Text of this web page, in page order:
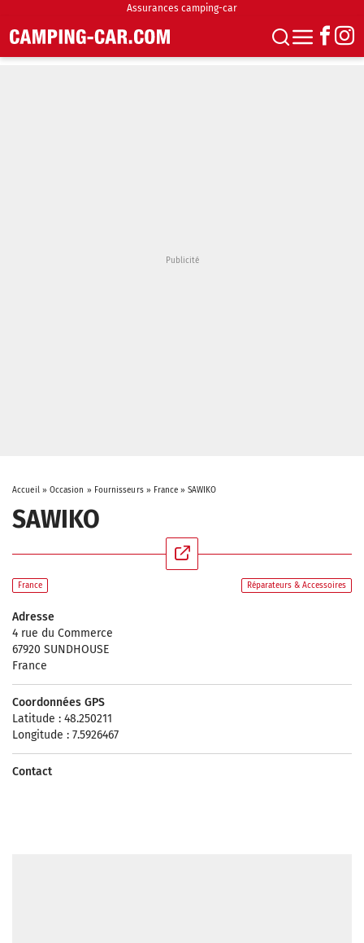
Assurances camping-car
Accueil» Occasion » Fournisseurs» France »SAWIKO
SAWIKO
France Réparateurs & Accessoires
Adresse
4 rue du Commerce
67920 SUNDHOUSE
France
Coordonnées GPS
Latitude : 48.250211
Longitude : 7.5926467
Contact